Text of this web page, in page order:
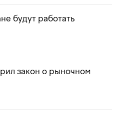
будут работать
закон о рыночном